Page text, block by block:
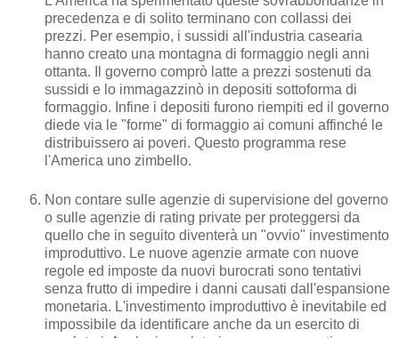
precedenza e di solito terminano con collassi dei
prezzi. Per esempio, i sussidi all'industria casearia
hanno creato una montagna di formaggio negli anni
ottanta. Il governo comprò latte a prezzi sostenuti da
sussidi e lo immagazzinò in depositi sottoforma di
formaggio. Infine i depositi furono riempiti ed il governo
diede via le "forme" di formaggio ai comuni affinché le
distribuissero ai poveri. Questo programma rese
l'America uno zimbello.
Non contare sulle agenzie di supervisione del governo
o sulle agenzie di rating private per proteggersi da
quello che in seguito diventerà un "ovvio" investimento
improduttivo. Le nuove agenzie armate con nuove
regole ed imposte da nuovi burocrati sono tentativi
senza frutto di impedire i danni causati dall'espansione
monetaria. L'investimento improduttivo è inevitabile ed
impossibile da identificare anche da un esercito di